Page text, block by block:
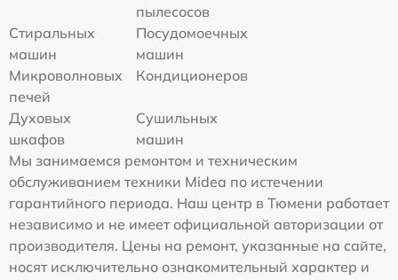
пылесосов
Стиральных
машин
Посудомоечных
машин
Микроволновых
печей
Кондиционеров
Духовых
шкафов
Сушильных
машин
Мы занимаемся ремонтом и техническим
обслуживанием техники Midea по истечении
гарантийного периода. Наш центр в Тюмени работает
независимо и не имеет официальной авторизации от
производителя. Цены на ремонт, указанные на сайте,
носят исключительно ознакомительный характер и